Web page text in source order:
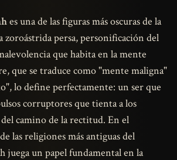
es una de las figuras más oscuras de la
zoroástrida persa, personificación del
que habita en la mente
que se traduce como "mente maligna"
lo define perfectamente: un ser que
corruptores que tienta a los
camino de la rectitud. En el
las religiones más antiguas del
juega un papel fundamental en la